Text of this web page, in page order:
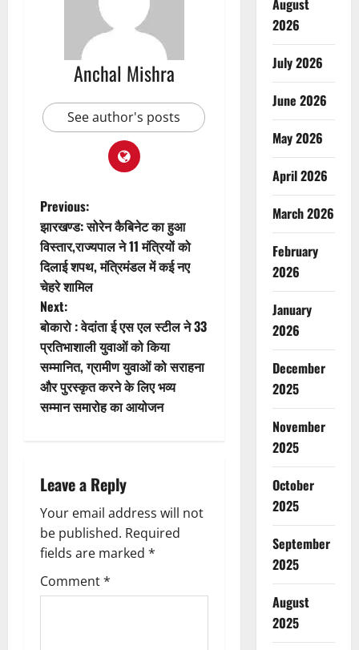
Anchal Mishra
See author's posts
P
o
s
t
n
a
v
g
a
t
i
Previous:
झारखण्ड: सोरेन कैबिनेट का हुआ
विस्तार,राज्यपाल ने 11 मंत्रियों को
दिलाई शपथ, मंत्रिमंडल में कई नए
चेहरे शामिल
Next:
बोकारो : वेदांता ई एस एल स्टील ने 33
प्रतिभाशाली युवाओं को किया
सम्मानित, ग्रामीण युवाओं को सराहना
और पुरस्कृत करने के लिए भव्य
सम्मान समारोह का आयोजन
Leave a Reply
Your email address will not
be published. Required
fields are marked *
Comment*
August
2026
July 2026
June 2026
May 2026
April 2026
March 2026
February
2026
January
2026
December
2025
November
2025
October
2025
September
2025
August
2025